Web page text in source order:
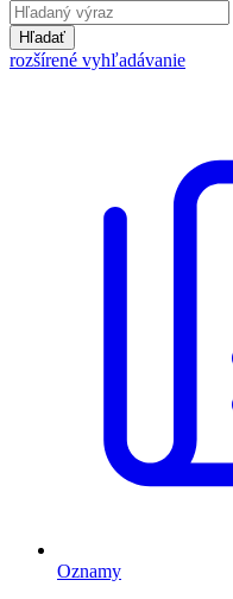
Hľadať
rozšírené vyhľadávanie
Oznamy